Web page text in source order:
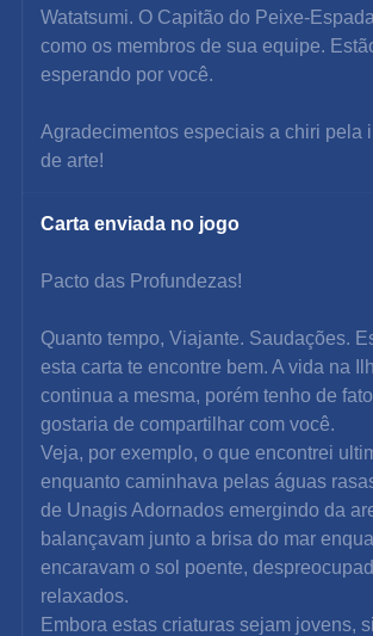
Watatsumi. O Capitão do Peixe-
como os membros de sua equipe.
esperando por você.
Agradecimentos especiais a chiri pela
de arte!
Carta enviada no jogo
Pacto das Profundezas!
Quanto tempo, Viajante. Saudações.
esta carta te encontre bem. A vida na
continua a mesma, porém tenho de
gostaria de compartilhar com você.
Veja, por exemplo, o que encontrei
enquanto caminhava pelas águas
de Unagis Adornados emergindo da
balançavam junto a brisa do mar
encaravam o sol poente,
relaxados.
Embora estas criaturas sejam jovens,